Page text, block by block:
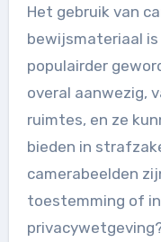
Het gebruik van
bewijsmateriaal
populairder
overal aanwezig,
ruimtes, en ze
bieden in
camerabeelden
toestemming of